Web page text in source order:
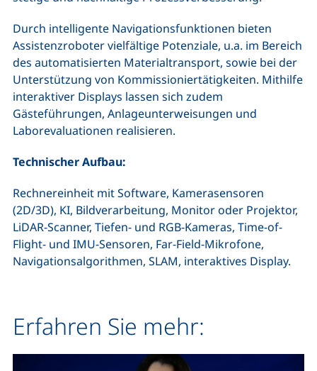
Durch intelligente Navigationsfunktionen bieten
Assistenzroboter vielfältige Potenziale, u.a. im Bereich
des automatisierten Materialtransport, sowie bei der
Unterstützung von Kommissioniertätigkeiten. Mithilfe
interaktiver Displays lassen sich zudem
Gästeführungen, Anlageunterweisungen und
Laborevaluationen realisieren.
Technischer Aufbau:
Rechnereinheit mit Software, Kamerasensoren
(2D/3D), KI, Bildverarbeitung, Monitor oder Projektor,
LiDAR-Scanner, Tiefen- und RGB-Kameras, Time-of-
Flight- und IMU-Sensoren, Far-Field-Mikrofone,
Navigationsalgorithmen, SLAM, interaktives Display.
Erfahren Sie mehr: